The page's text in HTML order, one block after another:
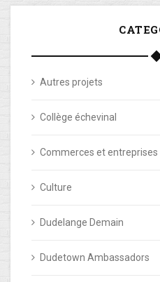
Autres projets
Collège échevinal
Commerces et entreprises
Culture
Dudelange Demain
Dudetown Ambassadors